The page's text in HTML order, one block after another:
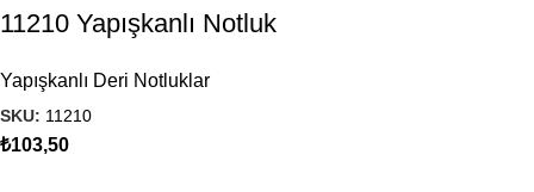
11210 Yapışkanlı Notluk
Yapışkanlı Deri Notluklar
SKU: 11210
₺103,50